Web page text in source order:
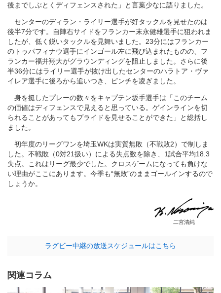
後までしぶとくディフェンスされた」と言葉少なに語りました。
センターのディラン・ライリー選手が好タックルを見せたのは
後半7分です。自陣右サイドをフランカー末永健雄選手に狙われま
したが、低く鋭いタックルを見舞いました。23分にはフランカー
のトゥパフィナウ選手にインゴール左に飛び込まれたものの、フ
ランカー福井翔大がグラウンディングを阻止しました。さらに後
半36分にはライリー選手が抜け出したセンターのハラトア・ヴァ
イレア選手に後ろから追いつき、ピンチを凌ぎました。
身を挺したプレーの数々をキャプテン坂手選手は「このチーム
の価値はディフェンスで見えると思っている。ゲインラインを切
られることがあってもプライドを見せることができた」と総括し
ました。
初年度のリーグワンを埼玉WKは実質無敗（不戦敗2）で制しま
した。不戦敗（0対21扱い）による失点数を除き、1試合平均18.3
失点。これはリーグ最少でした。クロスゲームになっても負けな
い理由がここにあります。今季も“無敗”のままゴールインするので
しょうか。
二宮清純
ラグビー中継の放送スケジュールはこちら
関連コラム